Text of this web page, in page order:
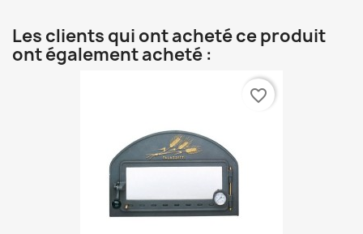
Les clients qui ont acheté ce produit
ont également acheté :
favorite_border